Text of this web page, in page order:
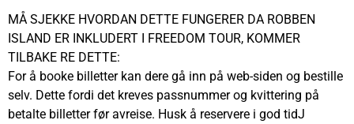
MÅ SJEKKE HVORDAN DETTE FUNGERER DA ROBBEN
ISLAND ER INKLUDERT I FREEDOM TOUR, KOMMER
TILBAKE RE DETTE:
For å booke billetter kan dere gå inn på web-siden og bestille
selv. Dette fordi det kreves passnummer og kvittering på
betalte billetter før avreise. Husk å reservere i god tidJ